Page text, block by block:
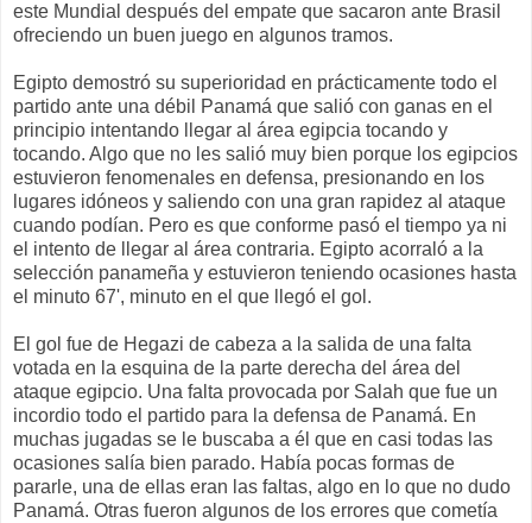
este Mundial después del empate que sacaron ante Brasil
ofreciendo un buen juego en algunos tramos.
Egipto demostró su superioridad en prácticamente todo el
partido ante una débil Panamá que salió con ganas en el
principio intentando llegar al área egipcia tocando y
tocando. Algo que no les salió muy bien porque los egipcios
estuvieron fenomenales en defensa, presionando en los
lugares idóneos y saliendo con una gran rapidez al ataque
cuando podían. Pero es que conforme pasó el tiempo ya ni
el intento de llegar al área contraria. Egipto acorraló a la
selección panameña y estuvieron teniendo ocasiones hasta
el minuto 67', minuto en el que llegó el gol.
El gol fue de Hegazi de cabeza a la salida de una falta
votada en la esquina de la parte derecha del área del
ataque egipcio. Una falta provocada por Salah que fue un
incordio todo el partido para la defensa de Panamá. En
muchas jugadas se le buscaba a él que en casi todas las
ocasiones salía bien parado. Había pocas formas de
pararle, una de ellas eran las faltas, algo en lo que no dudo
Panamá. Otras fueron algunos de los errores que cometía